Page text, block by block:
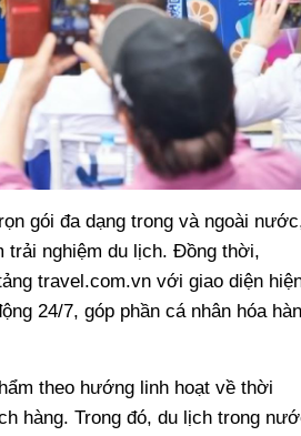
gói đa dạng trong và ngoài
trải nghiệm du lịch. Đồng thời,
travel.com.vn với giao diện
24/7, góp phần cá nhân hóa
theo hướng linh hoạt về thời
hàng. Trong đó, du lịch trong